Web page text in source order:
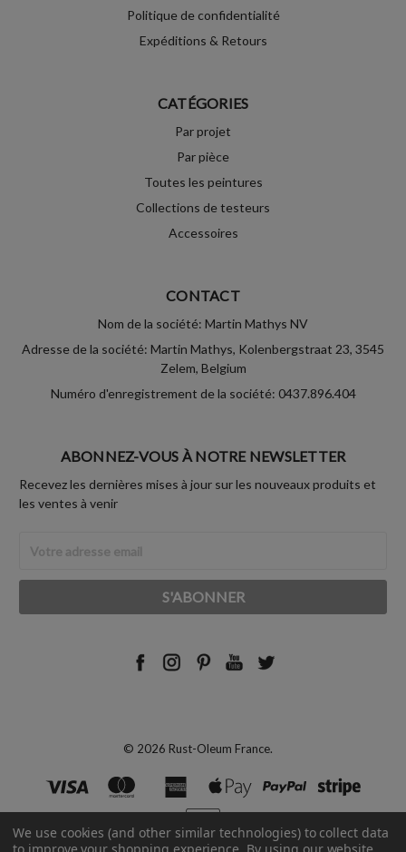
Politique de confidentialité
Expéditions & Retours
CATÉGORIES
Par projet
Par pièce
Toutes les peintures
Collections de testeurs
Accessoires
CONTACT
Nom de la société: Martin Mathys NV
Adresse de la société: Martin Mathys, Kolenbergstraat 23, 3545
Zelem, Belgium
Numéro d'enregistrement de la société: 0437.896.404
ABONNEZ-VOUS À NOTRE NEWSLETTER
Recevez les dernières mises à jour sur les nouveaux produits et
les ventes à venir
Email
© 2026 Rust-Oleum France.
We use cookies (and other similar technologies) to collect data